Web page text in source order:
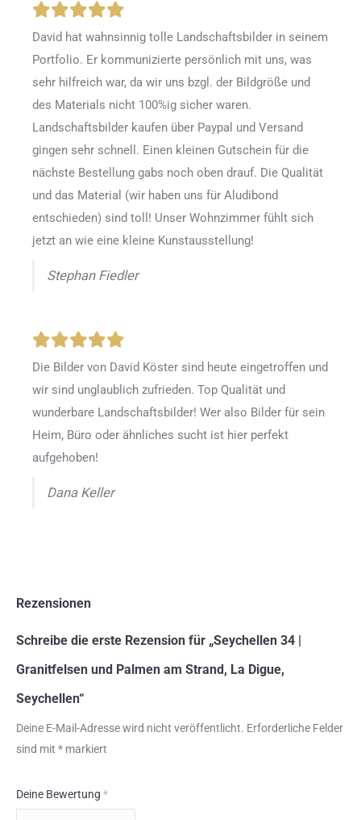
David hat wahnsinnig tolle Landschaftsbilder in seinem
Portfolio. Er kommunizierte persönlich mit uns, was
sehr hilfreich war, da wir uns bzgl. der Bildgröße und
des Materials nicht 100%ig sicher waren.
Landschaftsbilder kaufen über Paypal und Versand
gingen sehr schnell. Einen kleinen Gutschein für die
nächste Bestellung gabs noch oben drauf. Die Qualität
und das Material (wir haben uns für Aludibond
entschieden) sind toll! Unser Wohnzimmer fühlt sich
jetzt an wie eine kleine Kunstausstellung!
Stephan Fiedler
Die Bilder von David Köster sind heute eingetroffen und
wir sind unglaublich zufrieden. Top Qualität und
wunderbare Landschaftsbilder! Wer also Bilder für sein
Heim, Büro oder ähnliches sucht ist hier perfekt
aufgehoben!
Dana Keller
Rezensionen
Schreibe die erste Rezension für „Seychellen 34 |
Granitfelsen und Palmen am Strand, La Digue,
Seychellen“
Deine E-Mail-Adresse wird nicht veröffentlicht. Erforderliche Felder
sind mit * markiert
Deine Bewertung *